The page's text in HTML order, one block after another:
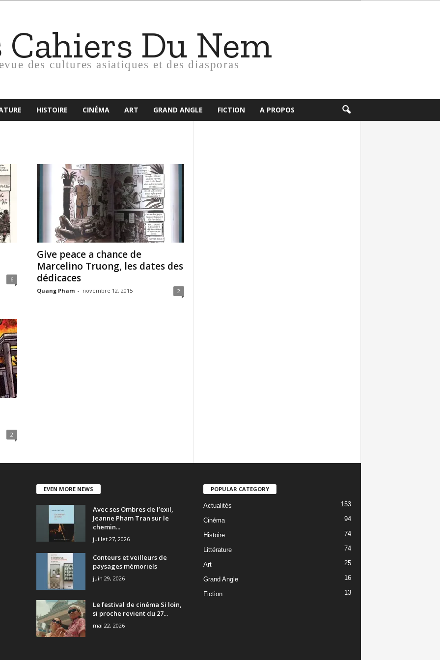
Cahiers Du Nem
des cultures asiatiques et des diasporas
HISTOIRE CINÉMA ART GRAND ANGLE FICTION A PROPOS
6
Give peace a chance de
Marcelino Truong, les dates des
dédicaces
Quang Pham - novembre 12, 2015 2
2
EVEN MORE NEWS
Avec ses Ombres de l’exil,
Jeanne Pham Tran sur le
chemin...
juillet 27, 2026
Conteurs et veilleurs de
paysages mémoriels
juin 29, 2026
Le festival de cinéma Si loin,
si proche revient du 27...
mai 22, 2026
POPULAR CATEGORY
Actualités 153
Cinéma 94
Histoire 74
Littérature 74
Art 25
Grand Angle 16
Fiction 13